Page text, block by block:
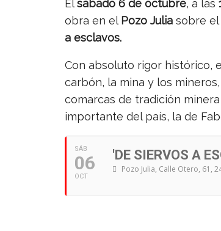
Elsábado 6 de octubre, a las
obra en el Pozo Julia sobre e
a esclavos.
Con absoluto rigor histórico,
carbón, la mina y los
comarcas de tradición
importante del país, la de
SÁB
06
OCT
'DE SIERVOS A
Pozo Julia, Calle Otero, 61,